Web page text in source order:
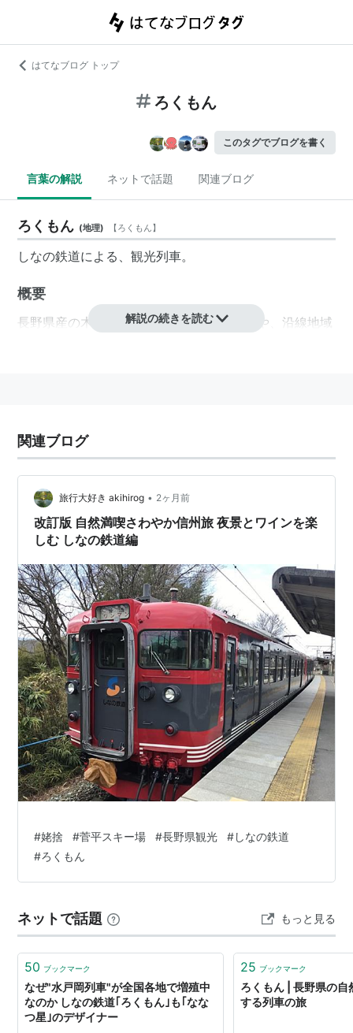
はてなブログ トップ
ろくもん
このタグでブログを書く
言葉の解説 ネットで話題 関連ブログ
ろくもん (地理) 【ろくもん】
しなの鉄道による、観光列車。
概要
長野県産の木材を使ったラウンジ風の車内や、沿線地域
2014年7月11日より運行開始。
自然と文化に恵まれた軽井沢から
歴史の街・上田や善光寺のお膝元・長野まで
しなの鉄道に懐かしくて新しい、楽しい列車が登
こどももおとなも楽しめる空間に、信州の山の幸
を堪能できる食堂車。
信州の木のぬくもりを乗せ、高原の風と共に観光
列車「ろくもん」が走り抜けます。
ろくもんとは | ろくもん]
ウェブサイト
ろくもん | 長野県の自然と美食を堪能する列車の旅
解説の続きを読む
関連ブログ
旅行大好き akihirog • 2ヶ月前
改訂版 自然満喫さわやか信州旅 夜景とワインを楽
しむ しなの鉄道編
#姥捨 #菅平スキー場 #長野県観光 #しなの鉄道
#ろくもん
ネットで話題 もっと見る
50 ブックマーク
なぜ"水戸岡列車"が全国各地で増殖中
なのか しなの鉄道｢ろくもん｣も｢なな
つ星｣のデザイナー
25 ブックマーク
ろくもん | 長野県の自
する列車の旅